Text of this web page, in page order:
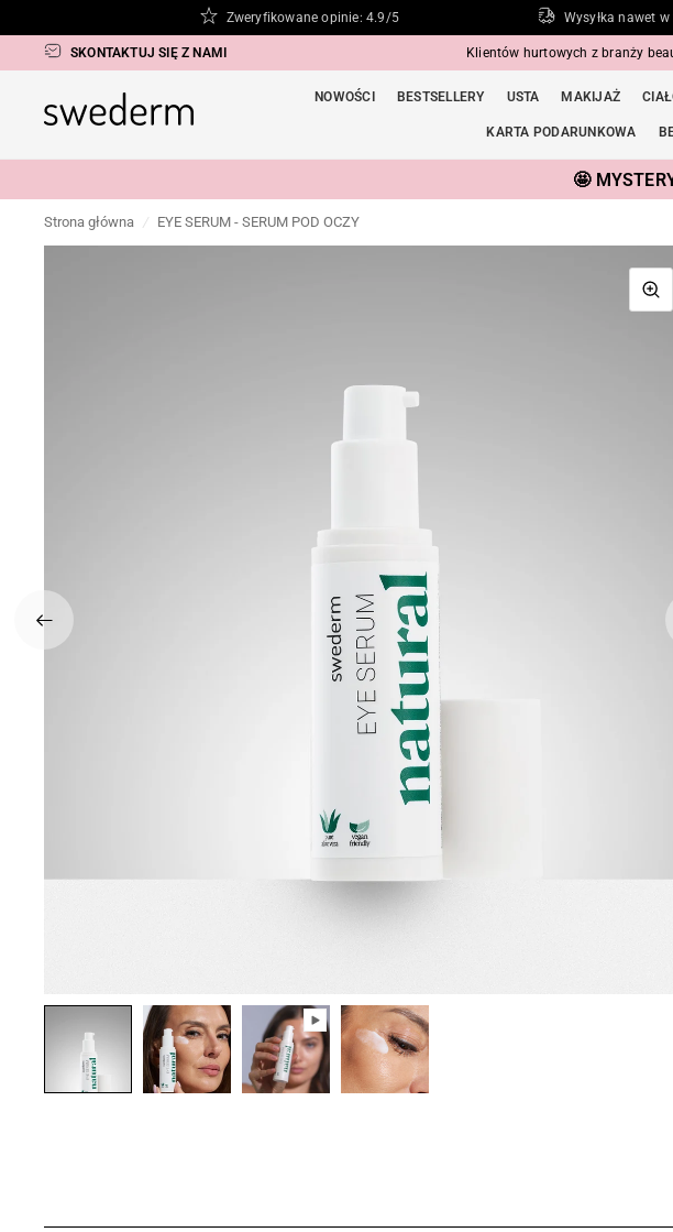
Zweryfikowane opinie: 4.9/5 Wysyłka nawet w
SKONTAKTUJ SIĘ Z NAMI Klientów hurtowych z branży
NOWOŚCI BESTSELLERY USTA MAKIJAŻ
KARTA PODARUNKOWA
🤩
Strona główna / EYE SERUM - SERUM POD OCZY